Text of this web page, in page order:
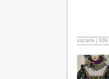
vázaná | 936